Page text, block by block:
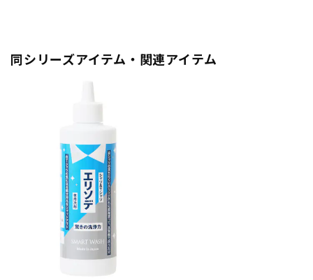
同シリーズアイテム・関連アイテム